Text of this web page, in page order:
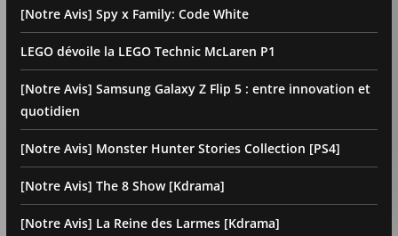
[Notre Avis] Spy x Family: Code White
LEGO dévoile la LEGO Technic McLaren P1
[Notre Avis] Samsung Galaxy Z Flip 5 : entre innovation et
quotidien
[Notre Avis] Monster Hunter Stories Collection [PS4]
[Notre Avis] The 8 Show [Kdrama]
[Notre Avis] La Reine des Larmes [Kdrama]